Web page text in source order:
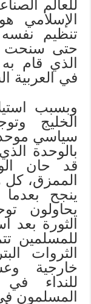
للعالم
الإسلامي
تنظيم
حتى سنحت
في العربية
وبسبب
الخليج
سياسي موحد
بالوحدة
قد حان
الممزق، كل
ينجح
يحاولون
الثورة بعد
للمسلمين
الثروات
خارجية
للنداء
المسلمون